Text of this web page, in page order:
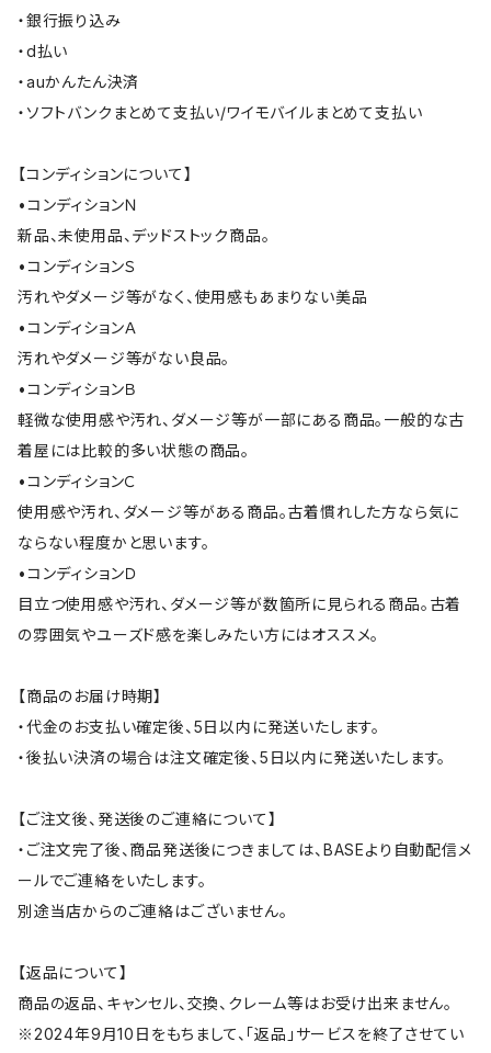
・銀行振り込み
・d払い
・auかんたん決済
・ソフトバンクまとめて支払い/ワイモバイルまとめて支払い
【コンディションについて】
•コンディションＮ
新品、未使用品、デッドストック商品。
•コンディションＳ
汚れやダメージ等がなく、使用感もあまりない美品
•コンディションＡ
汚れやダメージ等がない良品。
•コンディションＢ
軽微な使用感や汚れ、ダメージ等が一部にある商品。一般的な古
着屋には比較的多い状態の商品。
•コンディションＣ
使用感や汚れ、ダメージ等がある商品。古着慣れした方なら気に
ならない程度かと思います。
•コンディションＤ
目立つ使用感や汚れ、ダメージ等が数箇所に見られる商品。古着
の雰囲気やユーズド感を楽しみたい方にはオススメ。
【商品のお届け時期】
・代金のお支払い確定後、5日以内に発送いたします。
・後払い決済の場合は注文確定後、5日以内に発送いたします。
【ご注文後、発送後のご連絡について】
・ご注文完了後、商品発送後につきましては、BASEより自動配信メ
ールでご連絡をいたします。
別途当店からのご連絡はございません。
【返品について】
商品の返品、キャンセル、交換、クレーム等はお受け出来ません。
※2024年9月10日をもちまして、「返品」サービスを終了させてい